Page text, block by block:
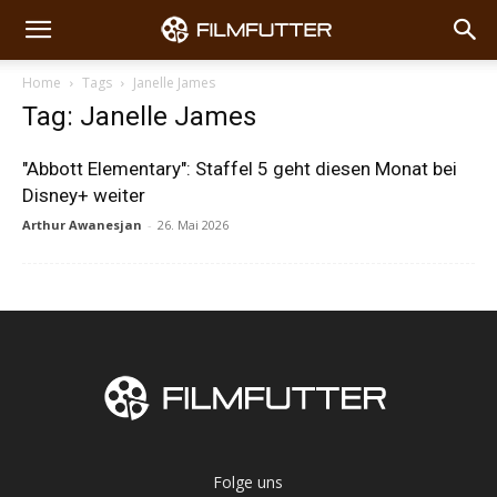
Home Tags Janelle James
Tag: Janelle James
"Abbott Elementary": Staffel 5 geht diesen Monat bei
Disney+ weiter
Arthur Awanesjan - 26. Mai 2026
Folge uns